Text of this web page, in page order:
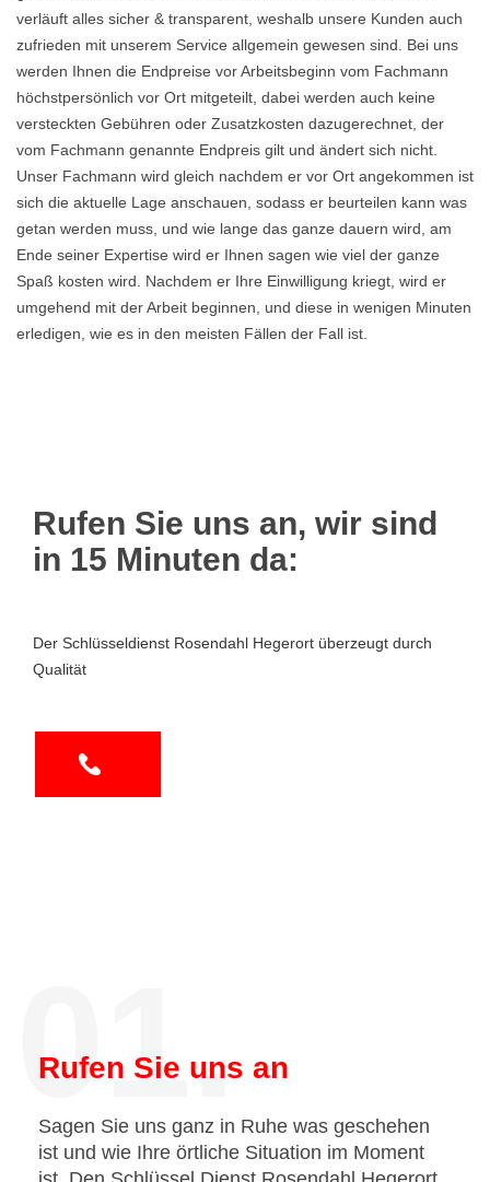
verläuft alles sicher & transparent, weshalb unsere Kunden auch
zufrieden mit unserem Service allgemein gewesen sind. Bei uns
werden Ihnen die Endpreise vor Arbeitsbeginn vom Fachmann
höchstpersönlich vor Ort mitgeteilt, dabei werden auch keine
versteckten Gebühren oder Zusatzkosten dazugerechnet, der
vom Fachmann genannte Endpreis gilt und ändert sich nicht.
Unser Fachmann wird gleich nachdem er vor Ort angekommen ist
sich die aktuelle Lage anschauen, sodass er beurteilen kann was
getan werden muss, und wie lange das ganze dauern wird, am
Ende seiner Expertise wird er Ihnen sagen wie viel der ganze
Spaß kosten wird. Nachdem er Ihre Einwilligung kriegt, wird er
umgehend mit der Arbeit beginnen, und diese in wenigen Minuten
erledigen, wie es in den meisten Fällen der Fall ist.
Rufen Sie uns an, wir sind
in 15 Minuten da:
Der Schlüsseldienst Rosendahl Hegerort überzeugt durch
Qualität
01.
Rufen Sie uns an
Sagen Sie uns ganz in Ruhe was geschehen
ist und wie Ihre örtliche Situation im Moment